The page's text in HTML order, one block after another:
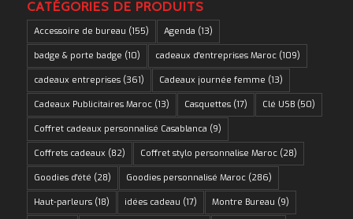
CATÉGORIES DE PRODUITS
Accessoire de bureau (155) Agenda (13)
badge & porte badge (10) cadeaux d'entreprises Maroc(109)
cadeaux entreprises(361) Cadeaux journée femme (13)
Cadeaux Publicitaires Maroc(13) Casquettes(17) Clé USB(50)
Coffret cadeaux personnalisé Casablanca (9)
Coffrets cadeaux (82) Coffret stylo personnalise Maroc(28)
Goodies d'été (28) Goodies personnalisé Maroc(286)
Haut-parleurs(18) idées cadeau (17) Montre Bureau (9)